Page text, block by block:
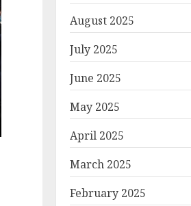
August 2025
July 2025
June 2025
May 2025
April 2025
March 2025
February 2025